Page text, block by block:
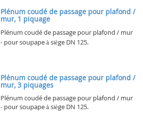
Plénum coudé de passage pour plafond /
mur, 1 piquage
Plénum coudé de passage pour plafond / mur
- pour soupape à siège DN 125.
Plénum coudé de passage pour plafond /
mur, 3 piquages
Plénum coudé de passage pour plafond / mur
- pour soupape à siège DN 125.